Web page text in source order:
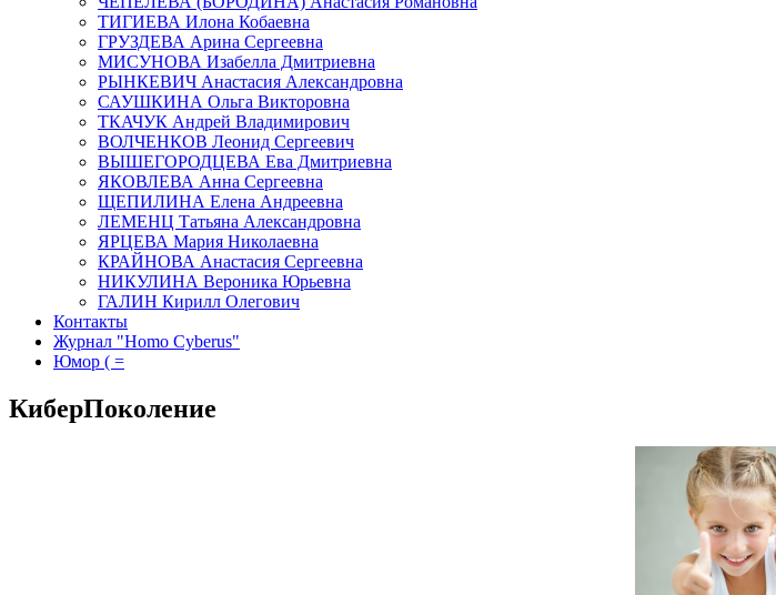
ТИГИЕВА Илона Кобаевна
ГРУЗДЕВА Арина Сергеевна
МИСУНОВА Изабелла Дмитриевна
РЫНКЕВИЧ Анастасия Александровна
САУШКИНА Ольга Викторовна
ТКАЧУК Андрей Владимирович
ВОЛЧЕНКОВ Леонид Сергеевич
ВЫШЕГОРОДЦЕВА Ева Дмитриевна
ЯКОВЛЕВА Анна Сергеевна
ЩЕПИЛИНА Елена Андреевна
ЛЕМЕНЦ Татьяна Александровна
ЯРЦЕВА Мария Николаевна
КРАЙНОВА Анастасия Сергеевна
НИКУЛИНА Вероника Юрьевна
ГАЛИН Кирилл Олегович
Контакты
Журнал "Homo Cyberus"
Юмор ( =
КиберПоколение